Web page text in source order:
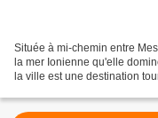
Située à mi-chemin entre
la mer Ionienne qu'elle
la ville est une destination